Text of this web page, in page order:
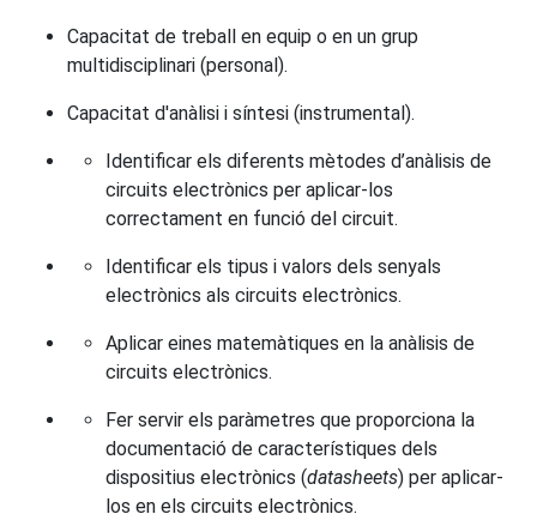
Capacitat de treball en equip o en un grup
multidisciplinari (personal).
Capacitat d'anàlisi i síntesi (instrumental).
Identificar els diferents mètodes d’anàlisis de
circuits electrònics per aplicar-los
correctament en funció del circuit.
Identificar els tipus i valors dels senyals
electrònics als circuits electrònics.
Aplicar eines matemàtiques en la anàlisis de
circuits electrònics.
Fer servir els paràmetres que proporciona la
documentació de característiques dels
dispositius electrònics (datasheets) per aplicar-
los en els circuits electrònics.